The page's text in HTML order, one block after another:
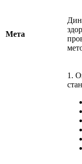
Мета
1.